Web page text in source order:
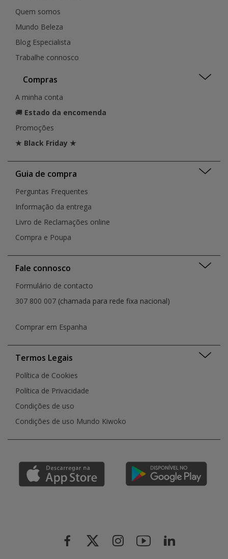
Quem somos
Mundo Beleza
Blog Especialista
Trabalhe connosco
Compras
A minha conta
🚚 Estado da encomenda
Promoções
★ Black Friday ★
Guia de compra
Perguntas Frequentes
Informação da entrega
Livro de Reclamações online
Compra e Poupa
Fale connosco
Formulário de contacto
307 800 007 (chamada para rede fixa nacional)
Comprar em Espanha
Termos Legais
Política de Cookies
Política de Privacidade
Condições de uso
Condições de uso Mundo Kiwoko